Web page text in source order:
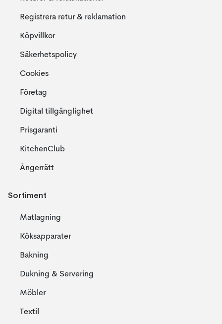
Registrera retur & reklamation
Köpvillkor
Säkerhetspolicy
Cookies
Företag
Digital tillgänglighet
Prisgaranti
KitchenClub
Ångerrätt
Sortiment
Matlagning
Köksapparater
Bakning
Dukning & Servering
Möbler
Textil